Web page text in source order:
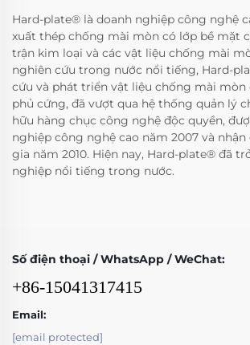
Hard-plate® là doanh nghiệp công nghệ
xuất thép chống mài mòn có lớp bề mặt
trận kim loại và các vật liệu chống mài
nghiên cứu trong nước nổi tiếng, Hard-
cứu và phát triển vật liệu chống mài mòn
phủ cứng, đã vượt qua hệ thống quản lý
hữu hàng chục công nghệ độc quyền,
nghiệp công nghệ cao năm 2007 và
gia năm 2010. Hiện nay, Hard-plate® đã
nghiệp nổi tiếng trong nước.
Số điện thoại / WhatsApp / WeChat:
+86-15041317415
Email:
[email protected]